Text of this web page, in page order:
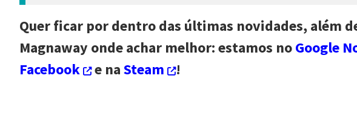
Quer ficar por dentro das últimas novidades, além
Magnaway onde achar melhor: estamos noGoogle
Facebook
e naSteam !